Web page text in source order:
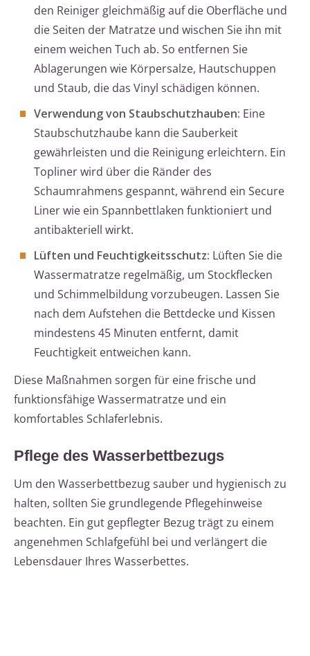
den Reiniger gleichmäßig auf die Oberfläche und
die Seiten der Matratze und wischen Sie ihn mit
einem weichen Tuch ab. So entfernen Sie
Ablagerungen wie Körpersalze, Hautschuppen
und Staub, die das Vinyl schädigen können.
Verwendung von Staubschutzhauben: Eine
Staubschutzhaube kann die Sauberkeit
gewährleisten und die Reinigung erleichtern. Ein
Topliner wird über die Ränder des
Schaumrahmens gespannt, während ein Secure
Liner wie ein Spannbettlaken funktioniert und
antibakteriell wirkt.
Lüften und Feuchtigkeitsschutz: Lüften Sie die
Wassermatratze regelmäßig, um Stockflecken
und Schimmelbildung vorzubeugen. Lassen Sie
nach dem Aufstehen die Bettdecke und Kissen
mindestens 45 Minuten entfernt, damit
Feuchtigkeit entweichen kann.
Diese Maßnahmen sorgen für eine frische und
funktionsfähige Wassermatratze und ein
komfortables Schlaferlebnis.
Pflege des Wasserbettbezugs
Um den Wasserbettbezug sauber und hygienisch zu
halten, sollten Sie grundlegende Pflegehinweise
beachten. Ein gut gepflegter Bezug trägt zu einem
angenehmen Schlafgefühl bei und verlängert die
Lebensdauer Ihres Wasserbettes.